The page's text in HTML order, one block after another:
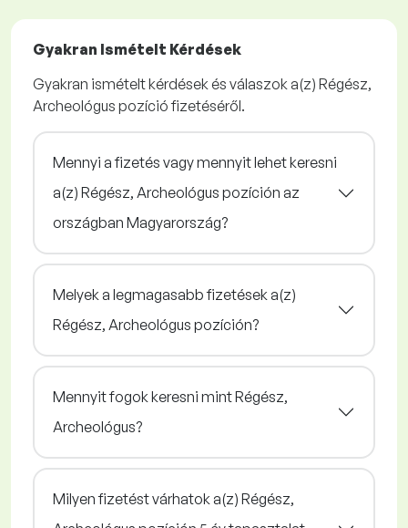
Gyakran Ismételt Kérdések
Gyakran ismételt kérdések és válaszok a(z) Régész,
Archeológus pozíció fizetéséről.
Mennyi a fizetés vagy mennyit lehet keresni
a(z) Régész, Archeológus pozíción az
országban Magyarország?
Melyek a legmagasabb fizetések a(z)
Régész, Archeológus pozíción?
Mennyit fogok keresni mint Régész,
Archeológus?
Milyen fizetést várhatok a(z) Régész,